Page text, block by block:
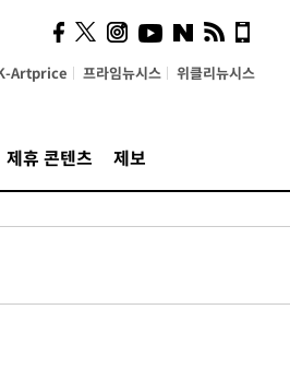
Artprice 프라임뉴시스 위클리뉴시스
제휴 콘텐츠 제보
시, 스마트폰 액세서리에
NFC 더했다